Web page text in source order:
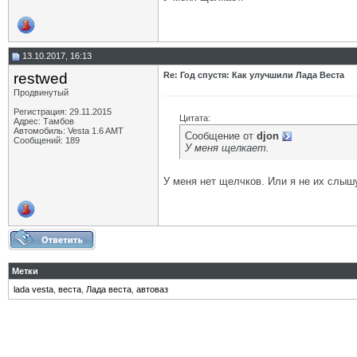
13.10.2017, 16:13
restwed
Продвинутый
Регистрация: 29.11.2015
Адрес: Тамбов
Автомобиль: Vesta 1.6 AMT
Сообщений: 189
Re: Год спустя: Как улучшили Лада Веста
Цитата:
Сообщение от djon
У меня щелкает.
У меня нет щелчков. Или я не их
Метки
lada vesta веста Лада веста автоваз